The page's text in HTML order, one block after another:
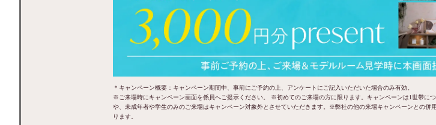
＊キャンペーン概要：キャンペーン期間中、事前にご予約の上、アンケートにご記入いただいた場合のみ有効。
※ご来場時にキャンペーン画面を係員へご提示ください。 ※初めてのご来場の方に限ります。キャンペーンは1世帯に
や、未成年者や学生のみのご来場はキャンペーン対象外とさせていただきます。※弊社の他の来場キャンペーンとの
ります。